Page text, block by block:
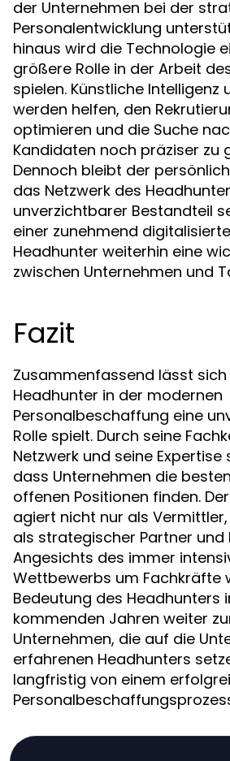
der Unternehmen bei der
Personalentwicklung
hinaus wird die Technologie
größere Rolle in der Arbeit
spielen. Künstliche Intelligenz
werden helfen, den
optimieren und die Suche
Kandidaten noch präziser zu
Dennoch bleibt der
das Netzwerk des
unverzichtbarer Bestandteil
einer zunehmend
Headhunter weiterhin eine
zwischen Unternehmen und
Fazit
Zusammenfassend lässt
Headhunter in der modernen
Personalbeschaffung eine
Rolle spielt. Durch seine
Netzwerk und seine
dass Unternehmen die
offenen Positionen finden.
agiert nicht nur als
als strategischer Partner und
Angesichts des immer
Wettbewerbs um Fachkräfte
Bedeutung des Headhunters
kommenden Jahren weiter
Unternehmen, die auf die
erfahrenen Headhunters
langfristig von einem